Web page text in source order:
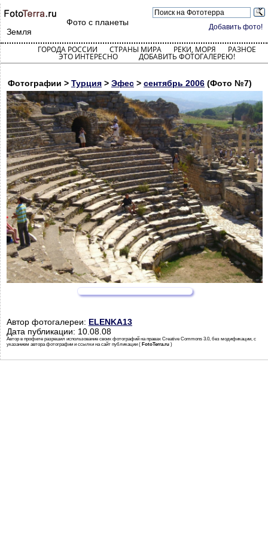
Добавить фото!
Фото с планеты
Земля
ГОРОДА РОССИИ СТРАНЫ МИРА РЕКИ, МОРЯ РАЗНОЕ
ЭТО ИНТЕРЕСНО ДОБАВИТЬ ФОТОГАЛЕРЕЮ!
Фотографии > Турция > Эфес > сентябрь 2006 (Фото №7)
Автор фотогалереи: ELENKA13
Дата публикации: 10.08.08
Автор в профиле разрешил использование своих фотографий на правах Creative Commons 3.0, без модификации, с
указанием автора фотографии и ссылки на сайт публикации ( FotoTerra.ru )